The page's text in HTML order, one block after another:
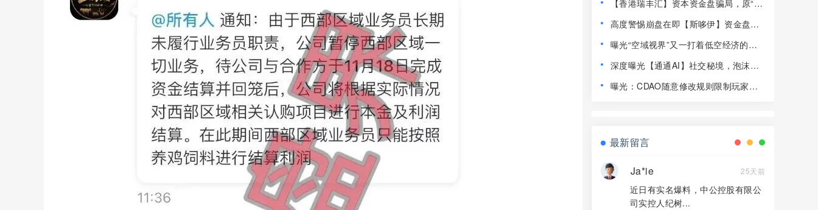
【香港瑞丰汇】资本资金盘骗局，原“拓
的杀猪盘，远离！
高度警惕崩盘在即【斯哆伊】资金盘骗
曝光“空域视界”又一打着低空经济的传
深度曝光【通通AI】社交秘境，泡沫堆
曝光：CDAO随意修改规则限制玩家提
最新留言
Ja*ie 25天前
近日有实名爆料，中公控股有限公
司实控人纪树...